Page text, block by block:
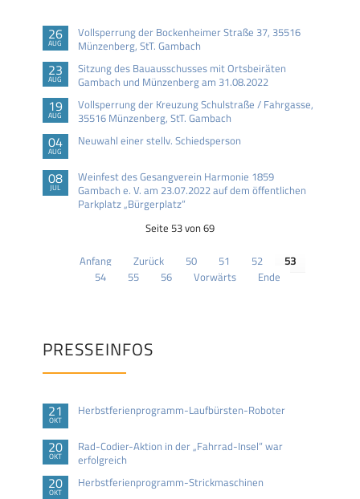
26
AUG
Vollsperrung der Bockenheimer Straße 37, 35516
Münzenberg, StT. Gambach
23
AUG
Sitzung des Bauausschusses mit Ortsbeiräten
Gambach und Münzenberg am 31.08.2022
19
AUG
Vollsperrung der Kreuzung Schulstraße / Fahrgasse,
35516 Münzenberg, StT. Gambach
04
AUG
Neuwahl einer stellv. Schiedsperson
08
JUL
Weinfest des Gesangverein Harmonie 1859
Gambach e. V. am 23.07.2022 auf dem öffentlichen
Parkplatz „Bürgerplatz“
Seite 53 von 69
Anfang Zurück 50 51 52
53
54
55 56 Vorwärts Ende
PRESSEINFOS
21
OKT
Herbstferienprogramm-Laufbürsten-Roboter
20
OKT
Rad-Codier-Aktion in der „Fahrrad-Insel“ war
erfolgreich
20
OKT
Herbstferienprogramm-Strickmaschinen